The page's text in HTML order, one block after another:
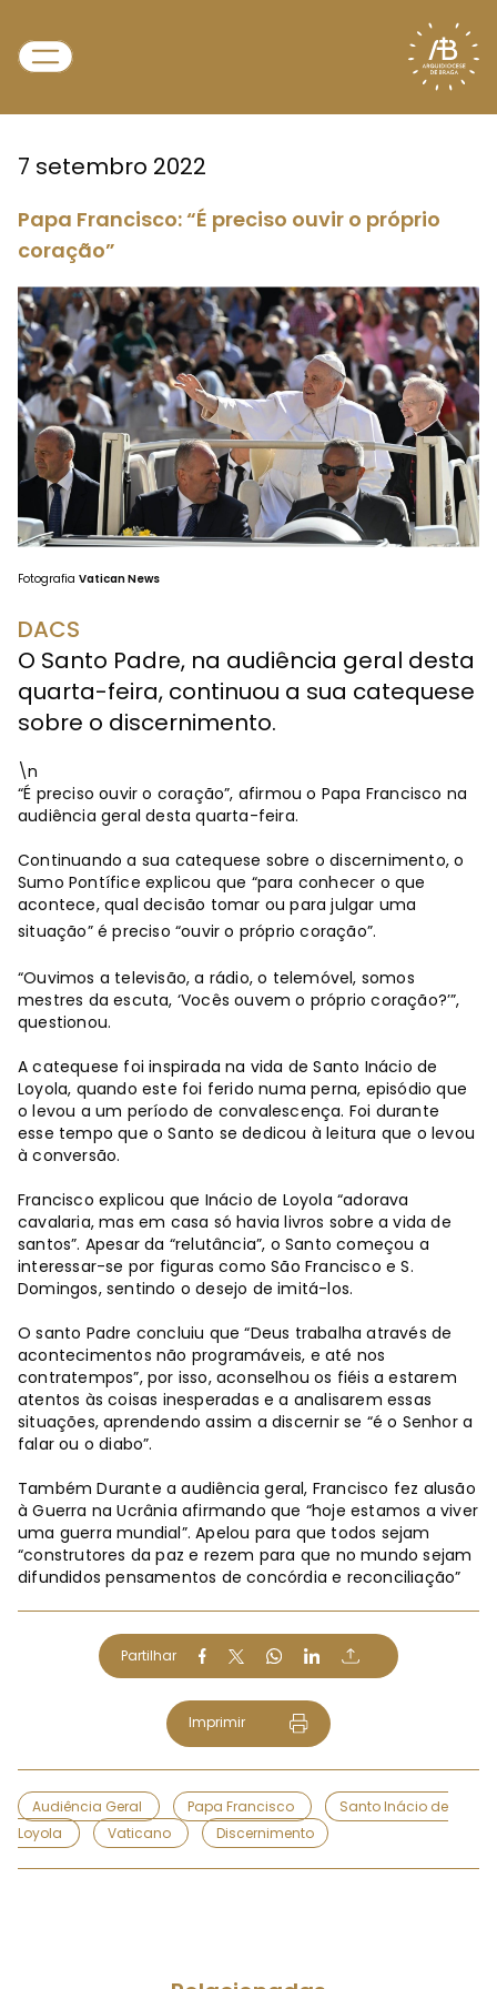
7 setembro 2022
Papa Francisco: “É preciso ouvir o próprio
coração”
Fotografia Vatican News
DACS
O Santo Padre, na audiência geral desta
quarta-feira, continuou a sua catequese
sobre o discernimento.
\n
“É preciso ouvir o coração”, afirmou o Papa Francisco na
audiência geral desta quarta-feira.
Continuando a sua catequese sobre o discernimento, o
Sumo Pontífice explicou que “para conhecer o que
acontece, qual decisão tomar ou para julgar uma
situação” é preciso “ouvir o próprio coração”.
“Ouvimos a televisão, a rádio, o telemóvel, somos
mestres da escuta, ‘Vocês ouvem o próprio coração?’”,
questionou.
A catequese foi inspirada na vida de Santo Inácio de
Loyola, quando este foi ferido numa perna, episódio que
o levou a um período de convalescença. Foi durante
esse tempo que o Santo se dedicou à leitura que o levou
à conversão.
Francisco explicou que Inácio de Loyola “adorava
cavalaria, mas em casa só havia livros sobre a vida de
santos”. Apesar da “relutância”, o Santo começou a
interessar-se por figuras como São Francisco e S.
Domingos, sentindo o desejo de imitá-los.
O santo Padre concluiu que “Deus trabalha através de
acontecimentos não programáveis, e até nos
contratempos”, por isso, aconselhou os fiéis a estarem
atentos às coisas inesperadas e a analisarem essas
situações, aprendendo assim a discernir se “é o Senhor a
falar ou o diabo”.
Também Durante a audiência geral, Francisco fez alusão
à Guerra na Ucrânia afirmando que “hoje estamos a viver
uma guerra mundial”. Apelou para que todos sejam
“construtores da paz e rezem para que no mundo sejam
difundidos pensamentos de concórdia e reconciliação”
Partilhar
Imprimir
Audiência Geral Papa Francisco
Santo Inácio de
Loyola
Vaticano Discernimento